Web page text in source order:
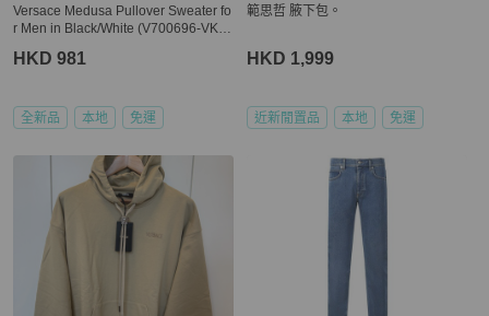
Versace Medusa Pullover Sweater fo
r Men in Black/White (V700696-VK0
HKD 981
全新品 本地 免運
範思哲 腋下包。
HKD 1,999
近新閒置品 本地 免運